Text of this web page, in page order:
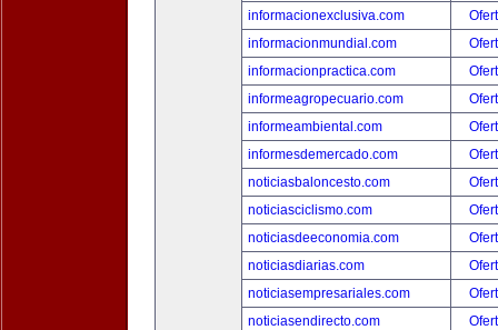
informacionexclusiva.com
informacionmundial.com
informacionpractica.com
informeagropecuario.com
informeambiental.com
informesdemercado.com
noticiasbaloncesto.com
noticiasciclismo.com
noticiasdeeconomia.com
noticiasdiarias.com
noticiasempresariales.com
noticiasendirecto.com